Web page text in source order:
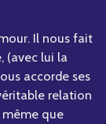
Il nous fait
(avec lui la
accorde ses
relation
même que